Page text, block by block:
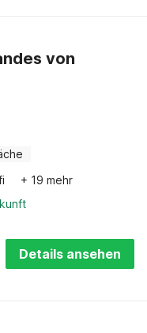
von
+ 19 mehr
Details ansehen